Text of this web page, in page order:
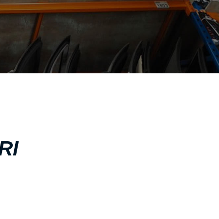
ΣΧΕΤΙΚΑ ΜΕ ΕΜΑΣ
ΥΠΗΡΕΣΙΕΣ
ΟΙ ΕΓΚΑΤΑΣΤΑΣΕΙΣ ΜΑΣ
ΣΥΧΝΕΣ ΕΡΩΤΗΣΕΙΣ
ΑΝΤΑΛΛΑΚΤΙΚΑ ΑΥΤΟΚΙΝΗΤΩΝ